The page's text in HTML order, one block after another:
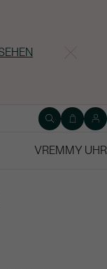
VREMMY UHR